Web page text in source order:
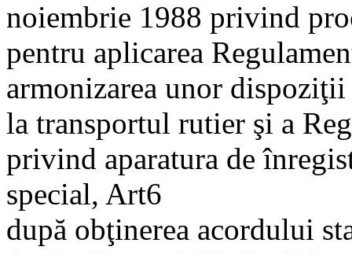
noiembrie 1988 privind
pentru aplicarea
armonizarea unor
la transportul rutier şi a
privind aparatura de
special, Art6
după obţinerea acordului